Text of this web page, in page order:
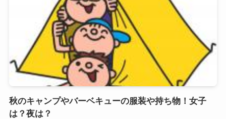
秋のキャンプやバーベキューの服装や持ち物！女子
は？夜は？